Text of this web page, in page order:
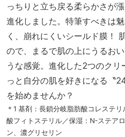
っちりと立ち戻る柔らかさが
進化しました。特筆すべきは
く、崩れにくいシールド膜！
ので、まるで肌の上にうるお
うな感覚。進化した2つのクリ
っと自分の肌を好きになる〝
を始めませんか？
＊1 基剤：長鎖分岐脂肪酸コレステ
酸フィトステリル／保湿：N-ステア
ン、濃グリセリン